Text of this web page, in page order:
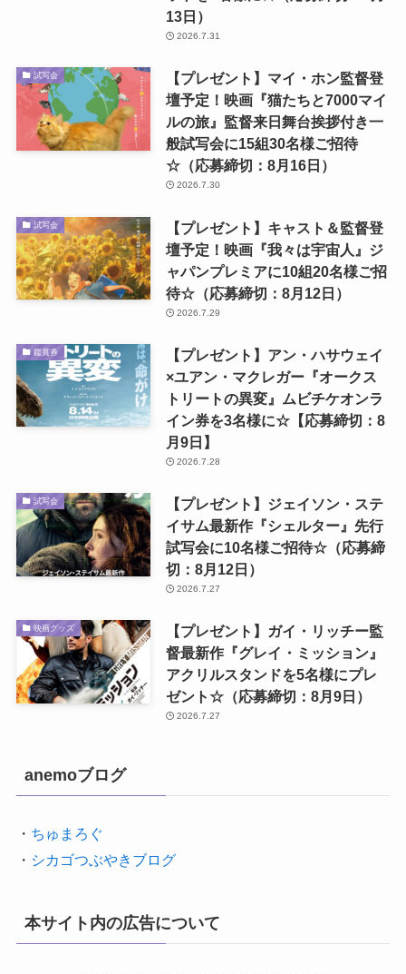
13日）
2026.7.31
試写会
【プレゼント】マイ・ホン監督登
壇予定！映画『猫たちと7000マイ
ルの旅』監督来日舞台挨拶付き一
般試写会に15組30名様ご招待
☆（応募締切：8月16日）
2026.7.30
試写会
【プレゼント】キャスト＆監督登
壇予定！映画『我々は宇宙人』ジ
ャパンプレミアに10組20名様ご招
待☆（応募締切：8月12日）
2026.7.29
鑑賞券
【プレゼント】アン・ハサウェイ
×ユアン・マクレガー『オークス
トリートの異変』ムビチケオンラ
イン券を3名様に☆【応募締切：8
月9日】
2026.7.28
試写会
【プレゼント】ジェイソン・ステ
イサム最新作『シェルター』先行
試写会に10名様ご招待☆（応募締
切：8月12日）
2026.7.27
映画グッズ
【プレゼント】ガイ・リッチー監
督最新作『グレイ・ミッション』
アクリルスタンドを5名様にプレ
ゼント☆（応募締切：8月9日）
2026.7.27
anemoブログ
・ ちゅまろぐ
・ シカゴつぶやきブログ
本サイト内の広告について